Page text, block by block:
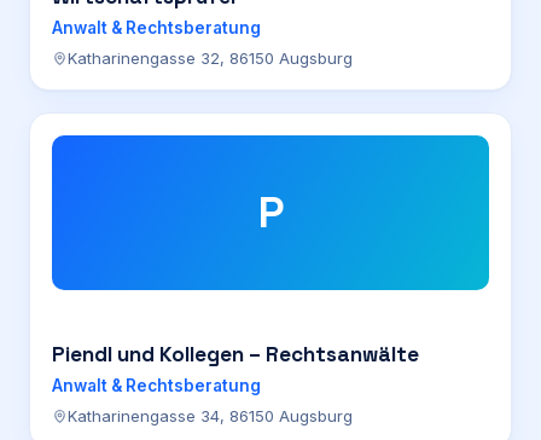
Anwalt & Rechtsberatung
Katharinengasse 32, 86150 Augsburg
P
Piendl und Kollegen – Rechtsanwälte
Anwalt & Rechtsberatung
Katharinengasse 34, 86150 Augsburg